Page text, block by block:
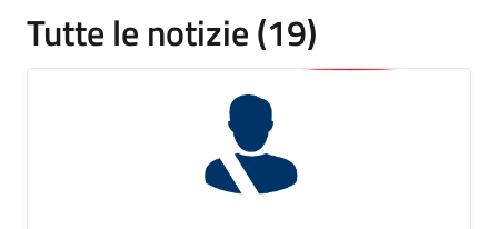
Tutte le notizie (19)